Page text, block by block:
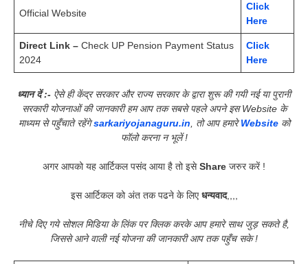
Official Website
Click
Here
Direct Link – Check UP Pension Payment Status
2024
Click
Here
ध्यान दें :- ऐसे ही केंद्र सरकार और राज्य सरकार के द्वारा शुरू की गयी नई या पुरानी
सरकारी योजनाओं की जानकारी हम आप तक सबसे पहले अपने इस Website के
माध्यम से पहुँचाते रहेंगेsarkariyojanaguru.in, तो आप हमारेWebsiteको
फॉलो करना न भूलें !
अगर आपको यह आर्टिकल पसंद आया है तो इसेShare जरुर करें !
इस आर्टिकल को अंत तक पढने के लिएधन्यवाद,,,,
नीचे दिए गये सोशल मिडिया के लिंक पर क्लिक करके आप हमारे साथ जुड़ सकते है,
जिससे आने वाली नई योजना की जानकारी आप तक पहुँच सके !